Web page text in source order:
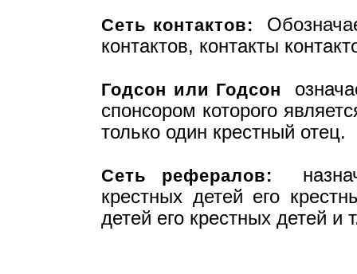
Сеть контактов:
контактов, контакты
Годсон или Годсон
спонсором которого
только один крестный отец.
Сеть рефералов:
крестных детей его
детей его крестных детей и